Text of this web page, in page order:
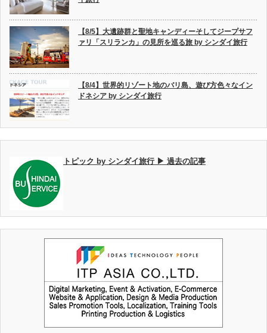
【8/5】大遺跡群と聖地キャンディーそしてジープサフ
ァリ「スリランカ」の見所を巡る旅 by シンダイ旅行
【8/4】世界的リゾート地のバリ島、遊び方色々なイン
ドネシア by シンダイ旅行
トピック by シンダイ旅行 ▶ 過去の記事